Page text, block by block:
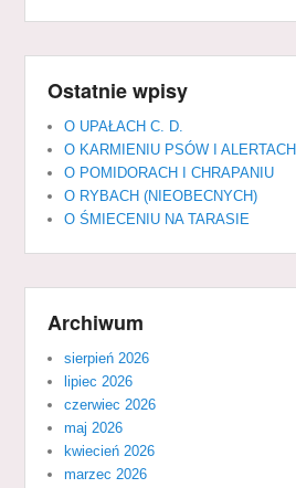
Ostatnie wpisy
O UPAŁACH C. D.
O KARMIENIU PSÓW I ALERTACH
O POMIDORACH I CHRAPANIU
O RYBACH (NIEOBECNYCH)
O ŚMIECENIU NA TARASIE
Archiwum
sierpień 2026
lipiec 2026
czerwiec 2026
maj 2026
kwiecień 2026
marzec 2026